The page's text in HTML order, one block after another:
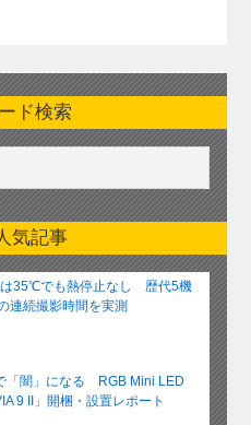
ド検索
気記事
は35℃でも熱停止なし 歴代5機
連続撮影時間を実測
「闇」になる RGB Mini LED
9 II」開梱・設置レポート